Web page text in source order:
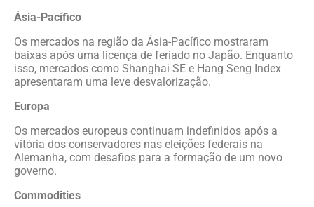
Ásia-Pacífico
Os mercados na região da Ásia-Pacífico mostraram
baixas após uma licença de feriado no Japão. Enquanto
isso, mercados como Shanghai SE e Hang Seng Index
apresentaram uma leve desvalorização.
Europa
Os mercados europeus continuam indefinidos após a
vitória dos conservadores nas eleições federais na
Alemanha, com desafios para a formação de um novo
governo.
Commodities